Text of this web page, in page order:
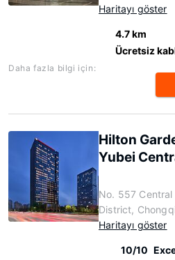
Haritayı göster
4.7 km
Ücretsiz
Daha fazla bilgi için:
Hilton
Yubei
No. 557 Central
District,
Haritayı göster
10/10